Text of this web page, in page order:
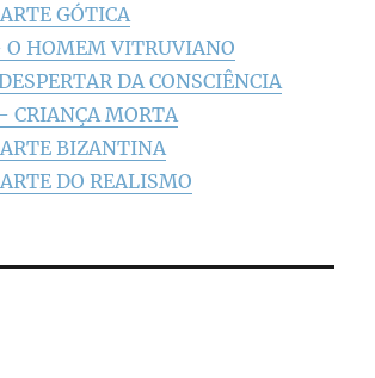
GÓTICA
HOMEM VITRUVIANO
DA CONSCIÊNCIA
MORTA
BIZANTINA
DO REALISMO